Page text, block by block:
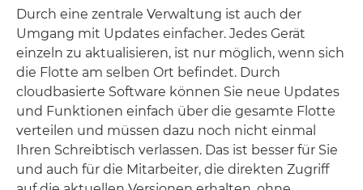
Durch eine zentrale Verwaltung ist auch der
Umgang mit Updates einfacher. Jedes Gerät
einzeln zu aktualisieren, ist nur möglich, wenn sich
die Flotte am selben Ort befindet. Durch
cloudbasierte Software können Sie neue Updates
und Funktionen einfach über die gesamte Flotte
verteilen und müssen dazu noch nicht einmal
Ihren Schreibtisch verlassen. Das ist besser für Sie
und auch für die Mitarbeiter, die direkten Zugriff